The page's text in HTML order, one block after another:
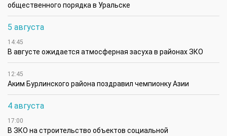
общественного порядка в Уральске
5 августа
14:45
В августе ожидается атмосферная засуха в районах ЗКО
12:45
Аким Бурлинского района поздравил чемпионку Азии
4 августа
17:00
В ЗКО на строительство объектов социальной